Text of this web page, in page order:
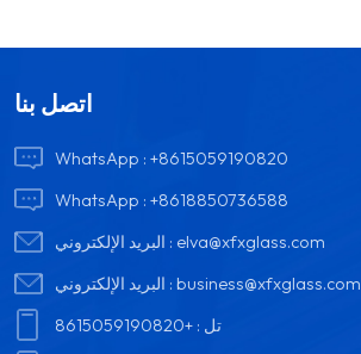
اتصل بنا
WhatsApp :+8615059190820
WhatsApp :+8618850736588
البريد الإلكتروني : elva@xfxglass.com
البريد الإلكتروني :business@xfxglass.com
تل : +8615059190820